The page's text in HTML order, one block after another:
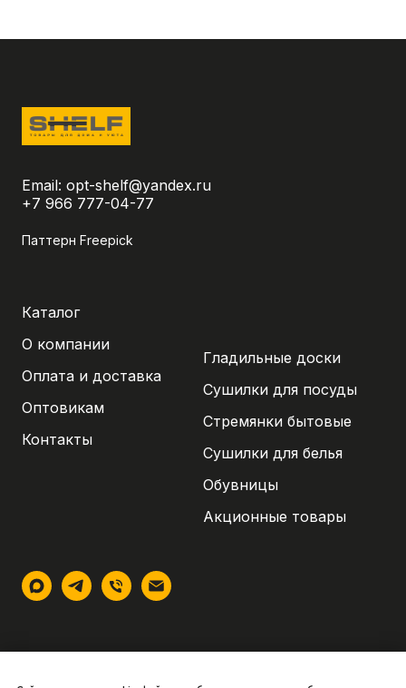
Email: opt-shelf@yandex.ru
+7 966 777-04-77
Паттерн Freepick
Каталог
О компании
Оплата и доставка
Оптовикам
Контакты
Гладильные доски
Сушилки для посуды
Стремянки бытовые
Сушилки для белья
Обувницы
Акционные товары